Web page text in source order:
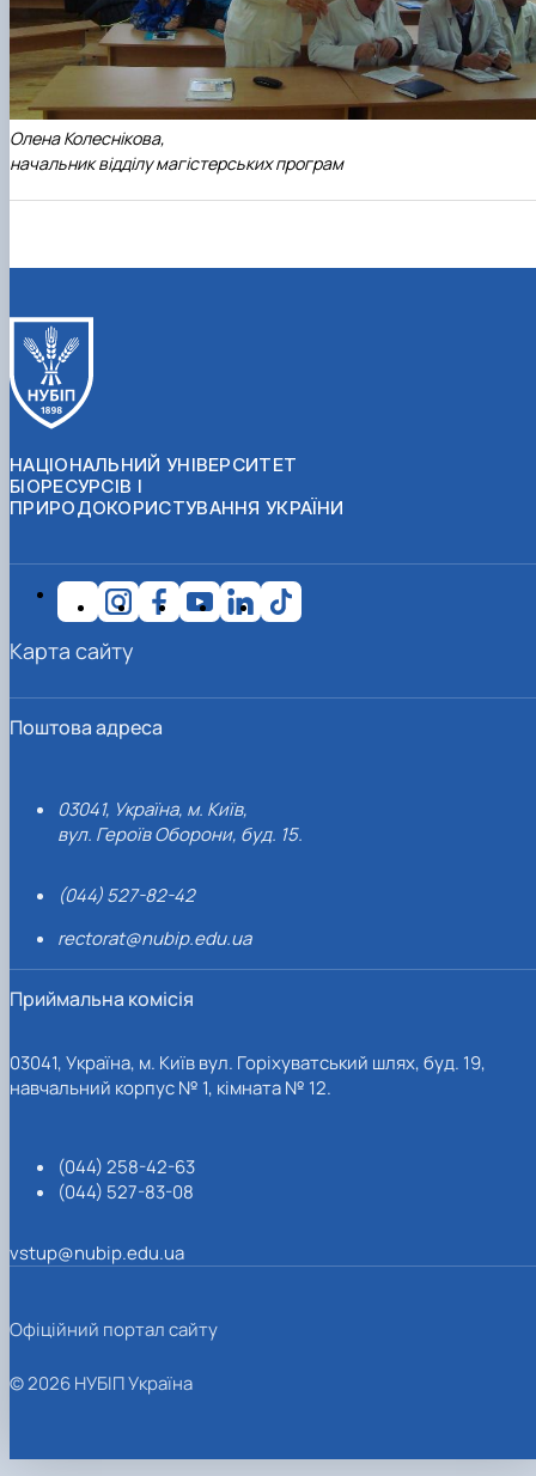
Олена Колеснікова,
начальник відділу магістерських програм
НАЦІОНАЛЬНИЙ УНІВЕРСИТЕТ
БІОРЕСУРСІВ І
ПРИРОДОКОРИСТУВАННЯ УКРАЇНИ
Поштова адреса
03041, Україна, м. Київ,
вул. Героїв Оборони, буд. 15.
(044) 527-82-42
rectorat@nubip.edu.ua
Приймальна комісія
03041, Україна, м. Київ вул. Горіхуватський шлях, буд. 19,
навчальний корпус № 1, кімната № 12.
(044) 258-42-63
(044) 527-83-08
vstup@nubip.edu.ua
Карта сайту
Офіційний портал сайту
© 2026 НУБІП Україна